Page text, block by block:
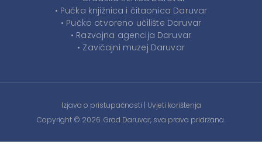
• Pučka knjižnica i čitaonica Daruvar
• Pučko otvoreno učilište Daruvar
• Razvojna agencija Daruvar
• Zavičajni muzej Daruvar
Izjava o pristupačnosti | Uvjeti korištenja
Copyright © 2026. Grad Daruvar, sva prava pridržana.